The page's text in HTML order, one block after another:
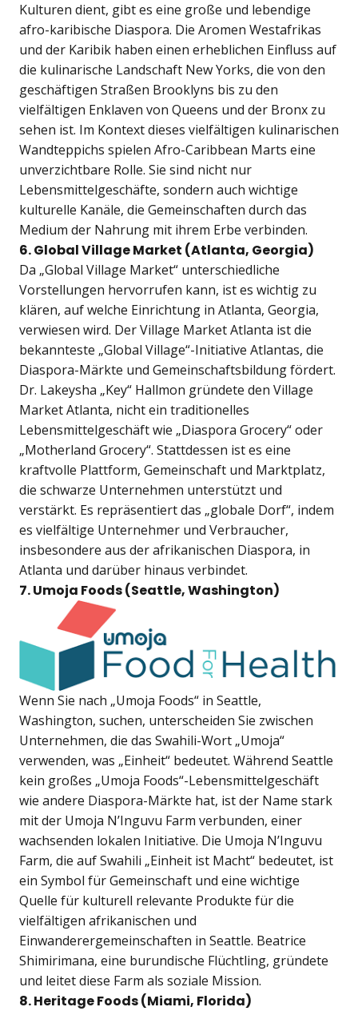
Kulturen dient, gibt es eine große und lebendige
afro-karibische Diaspora. Die Aromen Westafrikas
und der Karibik haben einen erheblichen Einfluss auf
die kulinarische Landschaft New Yorks, die von den
geschäftigen Straßen Brooklyns bis zu den
vielfältigen Enklaven von Queens und der Bronx zu
sehen ist. Im Kontext dieses vielfältigen kulinarischen
Wandteppichs spielen Afro-Caribbean Marts eine
unverzichtbare Rolle. Sie sind nicht nur
Lebensmittelgeschäfte, sondern auch wichtige
kulturelle Kanäle, die Gemeinschaften durch das
Medium der Nahrung mit ihrem Erbe verbinden.
6. Global Village Market (Atlanta, Georgia)
Da „Global Village Market“ unterschiedliche
Vorstellungen hervorrufen kann, ist es wichtig zu
klären, auf welche Einrichtung in Atlanta, Georgia,
verwiesen wird. Der Village Market Atlanta ist die
bekannteste „Global Village“-Initiative Atlantas, die
Diaspora-Märkte und Gemeinschaftsbildung fördert.
Dr. Lakeysha „Key“ Hallmon gründete den Village
Market Atlanta, nicht ein traditionelles
Lebensmittelgeschäft wie „Diaspora Grocery“ oder
„Motherland Grocery“. Stattdessen ist es eine
kraftvolle Plattform, Gemeinschaft und Marktplatz,
die schwarze Unternehmen unterstützt und
verstärkt. Es repräsentiert das „globale Dorf“, indem
es vielfältige Unternehmer und Verbraucher,
insbesondere aus der afrikanischen Diaspora, in
Atlanta und darüber hinaus verbindet.
7. Umoja Foods (Seattle, Washington)
Wenn Sie nach „Umoja Foods“ in Seattle,
Washington, suchen, unterscheiden Sie zwischen
Unternehmen, die das Swahili-Wort „Umoja“
verwenden, was „Einheit“ bedeutet. Während Seattle
kein großes „Umoja Foods“-Lebensmittelgeschäft
wie andere Diaspora-Märkte hat, ist der Name stark
mit der Umoja N’Inguvu Farm verbunden, einer
wachsenden lokalen Initiative. Die Umoja N’Inguvu
Farm, die auf Swahili „Einheit ist Macht“ bedeutet, ist
ein Symbol für Gemeinschaft und eine wichtige
Quelle für kulturell relevante Produkte für die
vielfältigen afrikanischen und
Einwanderergemeinschaften in Seattle. Beatrice
Shimirimana, eine burundische Flüchtling, gründete
und leitet diese Farm als soziale Mission.
8. Heritage Foods (Miami, Florida)